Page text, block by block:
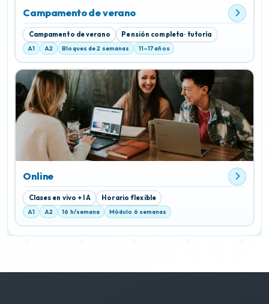
Campamento de verano
Campamento de verano Pensión completa · tutoría
A1 A2 Bloques de 2 semanas 11–17 años
Online
Clases en vivo + IA Horario flexible
A1 A2 16 h/semana Módulo 6 semanas